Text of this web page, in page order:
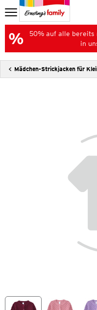
50% auf alle
in
Mädchen-Strickjacken für